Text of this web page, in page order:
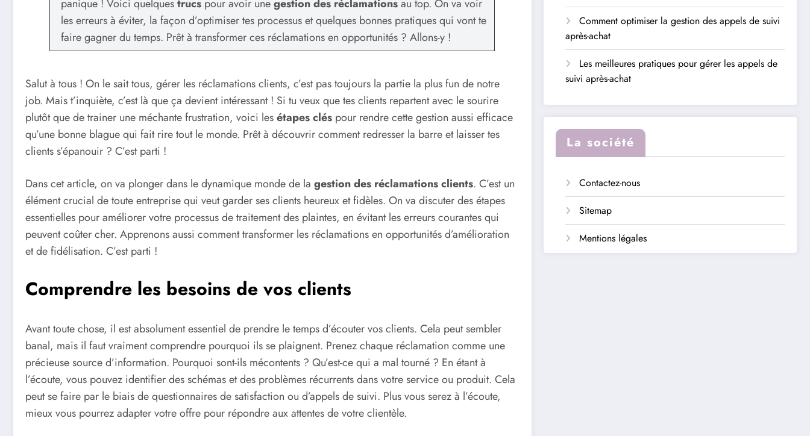
panique ! Voici quelquestrucs pour avoir unegestion des réclamationsau top. On va voir
les erreurs à éviter, la façon d’optimiser tes processus et quelques bonnes pratiques qui vont te
faire gagner du temps. Prêt à transformer ces réclamations en opportunités ? Allons-y !
Salut à tous ! On le sait tous, gérer les réclamations clients, c’est pas toujours la partie la plus fun de notre
job. Mais t’inquiète, c’est là que ça devient intéressant ! Si tu veux que tes clients repartent avec le sourire
plutôt que de trainer une méchante frustration, voici lesétapes clés pour rendre cette gestion aussi efficace
qu’une bonne blague qui fait rire tout le monde. Prêt à découvrir comment redresser la barre et laisser tes
clients s’épanouir ? C’est parti !
Dans cet article, on va plonger dans le dynamique monde de la gestion des réclamations clients. C’est un
élément crucial de toute entreprise qui veut garder ses clients heureux et fidèles. On va discuter des étapes
essentielles pour améliorer votre processus de traitement des plaintes, en évitant les erreurs courantes qui
peuvent coûter cher. Apprenons aussi comment transformer les réclamations en opportunités d’amélioration
et de fidélisation. C’est parti !
Comprendre les besoins de vos clients
Avant toute chose, il est absolument essentiel de prendre le temps d’écouter vos clients. Cela peut sembler
banal, mais il faut vraiment comprendre pourquoi ils se plaignent. Prenez chaque réclamation comme une
précieuse source d’information. Pourquoi sont-ils mécontents ? Qu’est-ce qui a mal tourné ? En étant à
l’écoute, vous pouvez identifier des schémas et des problèmes récurrents dans votre service ou produit. Cela
peut se faire par le biais de questionnaires de satisfaction ou d’appels de suivi. Plus vous serez à l’écoute,
mieux vous pourrez adapter votre offre pour répondre aux attentes de votre clientèle.
Comment optimiser la gestion des appels de suivi
après-achat
Les meilleures pratiques pour gérer les appels de
suivi après-achat
La société
Contactez-nous
Sitemap
Mentions légales